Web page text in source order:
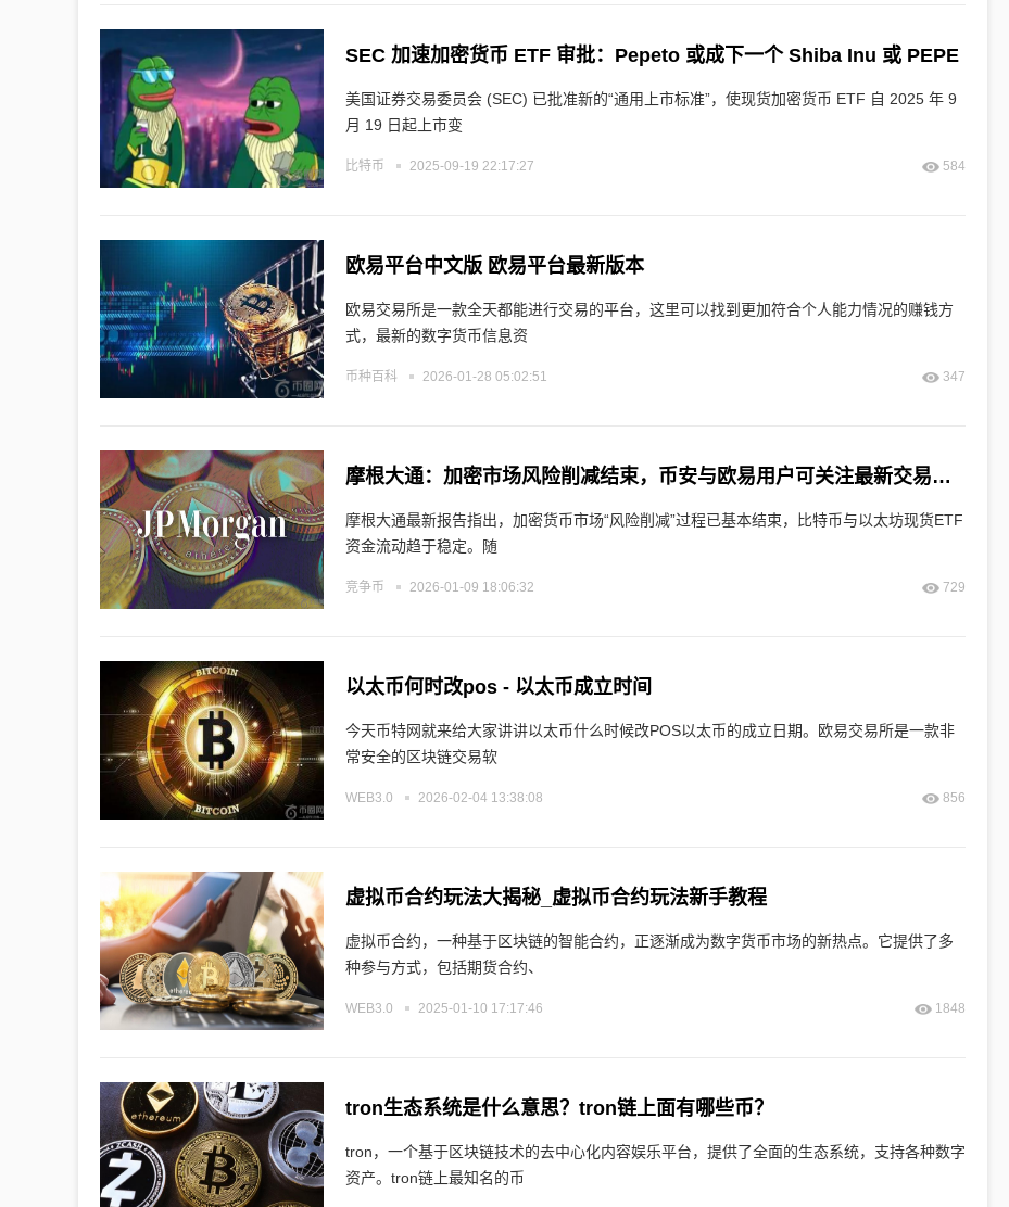
SEC 加速加密货币 ETF 审批：Pepeto 或成下一个 Shiba Inu 或 PEPE
美国证券交易委员会 (SEC) 已批准新的“通用上市标准”，使现货加密货币 ETF 自 2025 年 9
月 19 日起上市变
比特币 2025-09-19 22:17:27 584
欧易平台中文版 欧易平台最新版本
欧易交易所是一款全天都能进行交易的平台，这里可以找到更加符合个人能力情况的赚钱方
式，最新的数字货币信息资
币种百科 2026-01-28 05:02:51 347
摩根大通：加密市场风险削减结束，币安与欧易用户可关注最新交易入口
摩根大通最新报告指出，加密货币市场“风险削减”过程已基本结束，比特币与以太坊现货ETF
资金流动趋于稳定。随
竞争币 2026-01-09 18:06:32 729
以太币何时改pos - 以太币成立时间
今天币特网就来给大家讲讲以太币什么时候改POS以太币的成立日期。欧易交易所是一款非
常安全的区块链交易软
WEB3.0 2026-02-04 13:38:08 856
虚拟币合约玩法大揭秘_虚拟币合约玩法新手教程
虚拟币合约，一种基于区块链的智能合约，正逐渐成为数字货币市场的新热点。它提供了多
种参与方式，包括期货合约、
WEB3.0 2025-01-10 17:17:46 1848
tron生态系统是什么意思？tron链上面有哪些币？
tron，一个基于区块链技术的去中心化内容娱乐平台，提供了全面的生态系统，支持各种数字
资产。tron链上最知名的币